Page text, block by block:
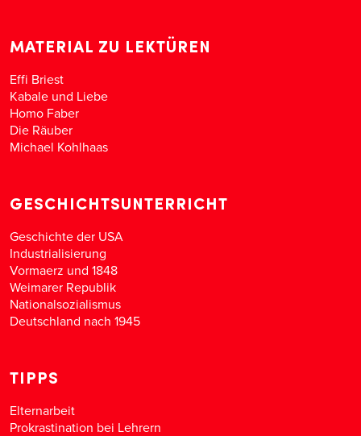
MATERIAL ZU LEKTÜREN
Effi Briest
Kabale und Liebe
Homo Faber
Die Räuber
Michael Kohlhaas
GESCHICHTSUNTERRICHT
Geschichte der USA
Industrialisierung
Vormaerz und 1848
Weimarer Republik
Nationalsozialismus
Deutschland nach 1945
TIPPS
Elternarbeit
Prokrastination bei Lehrern